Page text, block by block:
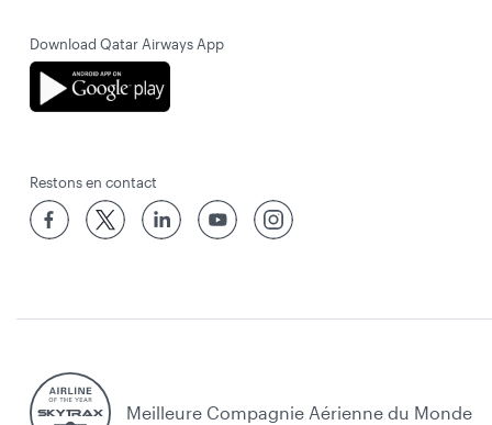
Download Qatar Airways App
Restons en contact
Meilleure Compagnie Aérienne du Monde